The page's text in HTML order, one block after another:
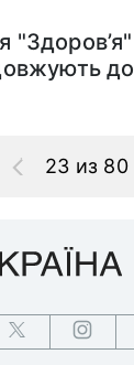
23 из 80